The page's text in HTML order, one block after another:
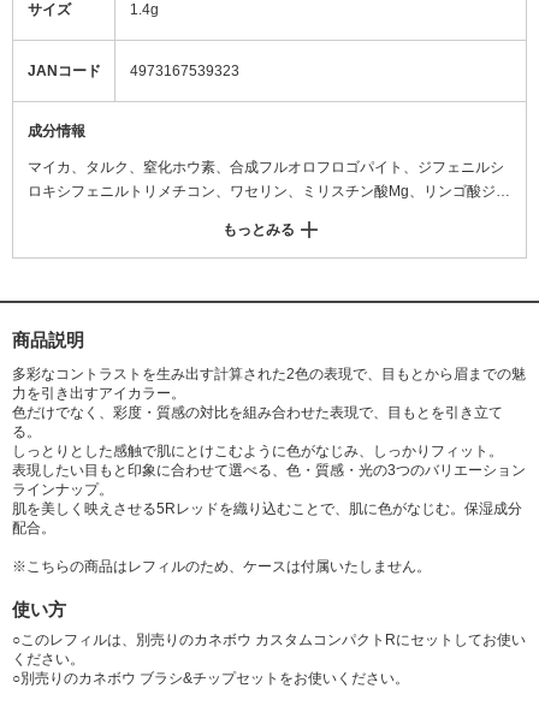
サイズ 1.4g
JANコード 4973167539323
成分情報
マイカ、タルク、窒化ホウ素、合成フルオロフロゴパイト、ジフェニルシ
ロキシフェニルトリメチコン、ワセリン、ミリスチン酸Mg、リンゴ酸ジイ
亜鉛、ステアロイルグルタミン酸2Na、乳酸オクチルドデシル、ステアリ
ン酸、ミツロウ、ミリスチン酸、スクワラン、水酸化Al、アンズ核油、ア
ナ、酸化チタン、酸化鉄、酸化スズ、ホウケイ酸(Ca/Al)、赤226
もっとみる
商品説明
多彩なコントラストを生み出す計算された2色の表現で、目もとから眉までの魅
力を引き出すアイカラー。
色だけでなく、彩度・質感の対比を組み合わせた表現で、目もとを引き立て
る。
しっとりとした感触で肌にとけこむように色がなじみ、しっかりフィット。
表現したい目もと印象に合わせて選べる、色・質感・光の3つのバリエーション
ラインナップ。
肌を美しく映えさせる5Rレッドを織り込むことで、肌に色がなじむ。保湿成分
配合。
※こちらの商品はレフィルのため、ケースは付属いたしません。
使い方
○このレフィルは、別売りのカネボウ カスタムコンパクトRにセットしてお使い
ください。
○別売りのカネボウ ブラシ&チップセットをお使いください。